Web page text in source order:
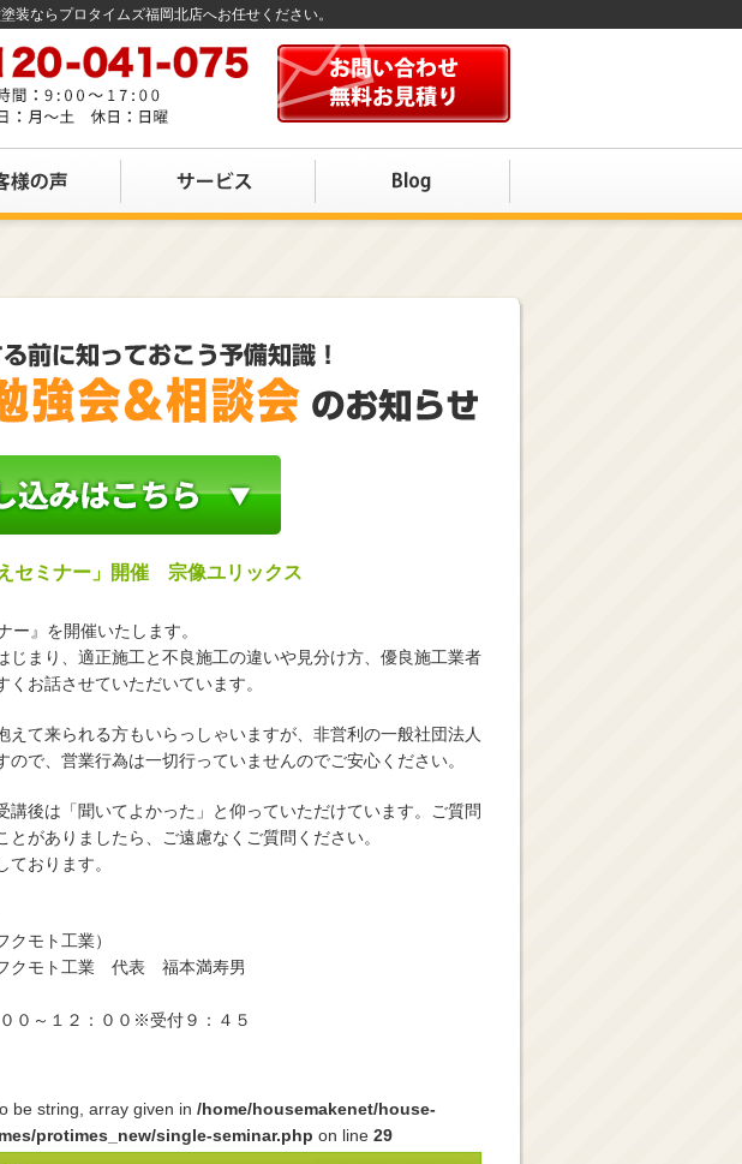
装ならプロタイムズ福岡北店へお任せください。
セミナー」開催 宗像ユリックス
』を開催いたします。
じまり、適正施工と不良施工の違いや見分け方、優良施工業者
お話させていただいています。
て来られる方もいらっしゃいますが、非営利の一般社団法人
で、営業行為は一切行っていませんのでご安心ください。
講後は「聞いてよかった」と仰っていただけています。ご質問
がありましたら、ご遠慮なくご質問ください。
おります。
モト工業）
クモト工業 代表 福本満寿男
０～１２：００※受付９：４５
be string, array given in /home/housemakenet/house-
protimes_new/single-seminar.php on line 29